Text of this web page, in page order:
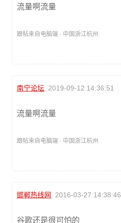
流量啊流量
跟帖来自电脑端 · 中国浙江杭州
南宁论坛 2019-09-12 14:36:51
流量啊流量
跟帖来自电脑端 · 中国浙江杭州
邯郸热线网 2016-03-27 14:38:46
谷歌还是很可怕的